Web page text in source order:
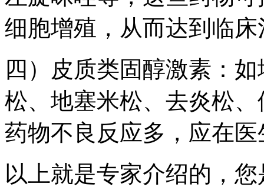
细胞增殖，从而达到临
四）皮质类固醇激素：
松、地塞米松、去炎松
药物不良反应多，应在
以上就是专家介绍的，